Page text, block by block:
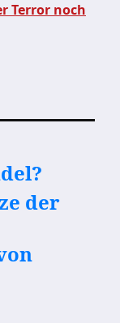
Terror noch
der